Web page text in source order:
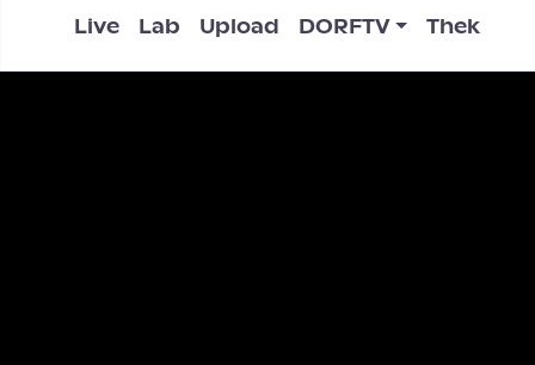
Hauptnavigation
Live Lab Upload DORFTV Thek